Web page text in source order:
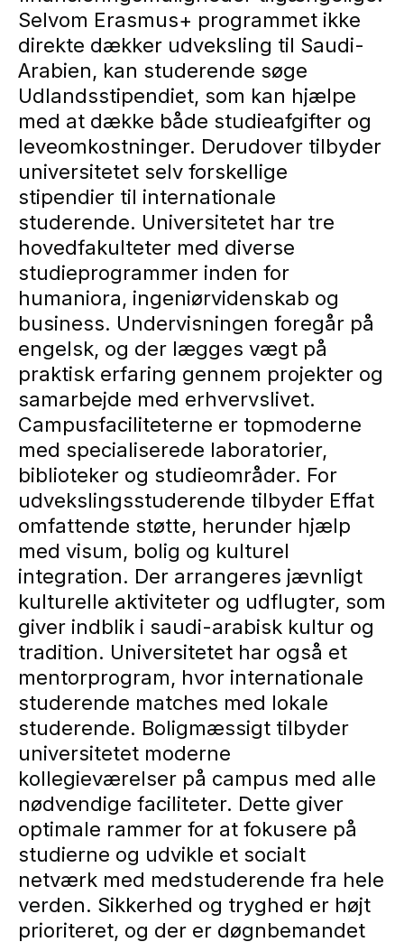
Selvom Erasmus+ programmet ikke
direkte dækker udveksling til Saudi-
Arabien, kan studerende søge
Udlandsstipendiet, som kan hjælpe
med at dække både studieafgifter og
leveomkostninger. Derudover tilbyder
universitetet selv forskellige
stipendier til internationale
studerende. Universitetet har tre
hovedfakulteter med diverse
studieprogrammer inden for
humaniora, ingeniørvidenskab og
business. Undervisningen foregår på
engelsk, og der lægges vægt på
praktisk erfaring gennem projekter og
samarbejde med erhvervslivet.
Campusfaciliteterne er topmoderne
med specialiserede laboratorier,
biblioteker og studieområder. For
udvekslingsstuderende tilbyder Effat
omfattende støtte, herunder hjælp
med visum, bolig og kulturel
integration. Der arrangeres jævnligt
kulturelle aktiviteter og udflugter, som
giver indblik i saudi-arabisk kultur og
tradition. Universitetet har også et
mentorprogram, hvor internationale
studerende matches med lokale
studerende. Boligmæssigt tilbyder
universitetet moderne
kollegieværelser på campus med alle
nødvendige faciliteter. Dette giver
optimale rammer for at fokusere på
studierne og udvikle et socialt
netværk med medstuderende fra hele
verden. Sikkerhed og tryghed er højt
prioriteret, og der er døgnbemandet